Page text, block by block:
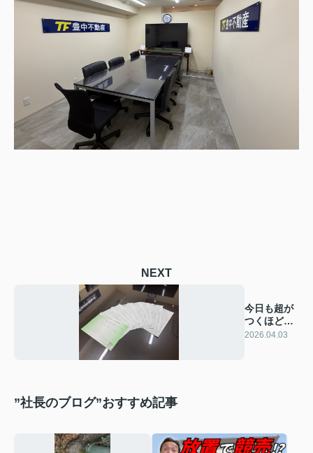
NEXT
今日も超が
つくほど忙
しかったで
2026.04.03
”社長のブログ”おすすめ記事